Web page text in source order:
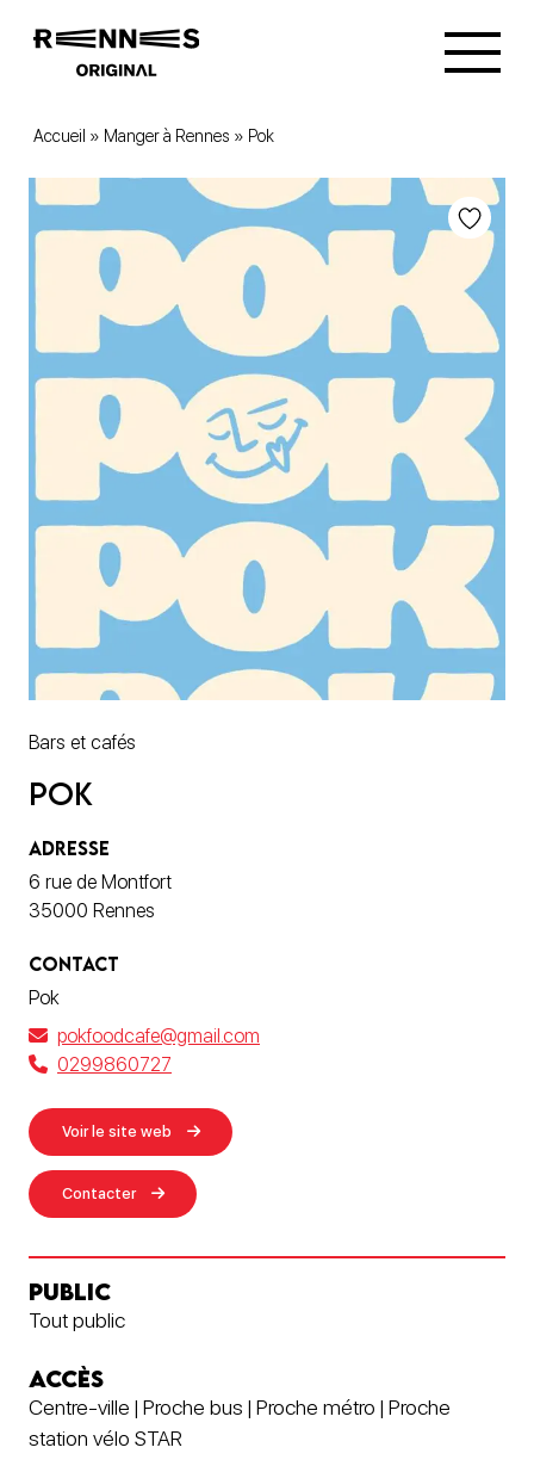
Accueil » Manger à Rennes » Pok
Bars et cafés
Pok
ADRESSE
6 rue de Montfort
35000 Rennes
CONTACT
Pok
pokfoodcafe@gmail.com
0299860727
Voir le site web
Contacter
PUBLIC
Tout public
ACCÈS
Centre-ville | Proche bus | Proche métro | Proche
station vélo STAR